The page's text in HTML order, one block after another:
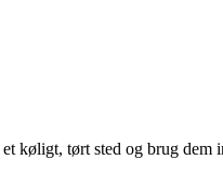
køligt, tørt sted og brug